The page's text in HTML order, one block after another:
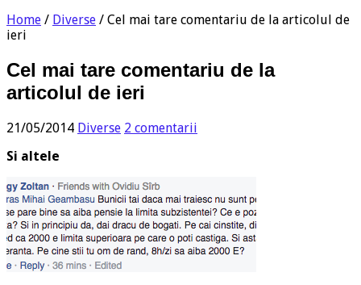
Home / Diverse / Cel mai tare comentariu de la articolul de
ieri
Cel mai tare comentariu de la
articolul de ieri
21/05/2014 Diverse 2 comentarii
Si altele